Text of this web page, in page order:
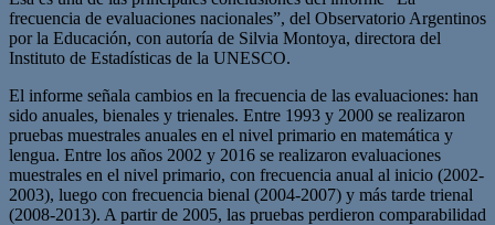
frecuencia de evaluaciones nacionales”, del Observatorio Argentinos
por la Educación, con autoría de Silvia Montoya, directora del
Instituto de Estadísticas de la UNESCO.
El informe señala cambios en la frecuencia de las evaluaciones: han
sido anuales, bienales y trienales. Entre 1993 y 2000 se realizaron
pruebas muestrales anuales en el nivel primario en matemática y
lengua. Entre los años 2002 y 2016 se realizaron evaluaciones
muestrales en el nivel primario, con frecuencia anual al inicio (2002-
2003), luego con frecuencia bienal (2004-2007) y más tarde trienal
(2008-2013). A partir de 2005, las pruebas perdieron comparabilidad